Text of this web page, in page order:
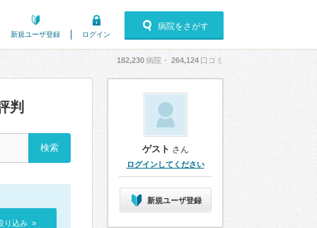
新規ユーザ登録 ログイン
病院をさがす
182,230病院・ 264,124 口コミ
判
り込み »
ゲスト さん
ログインしてください
新規ユーザ登録